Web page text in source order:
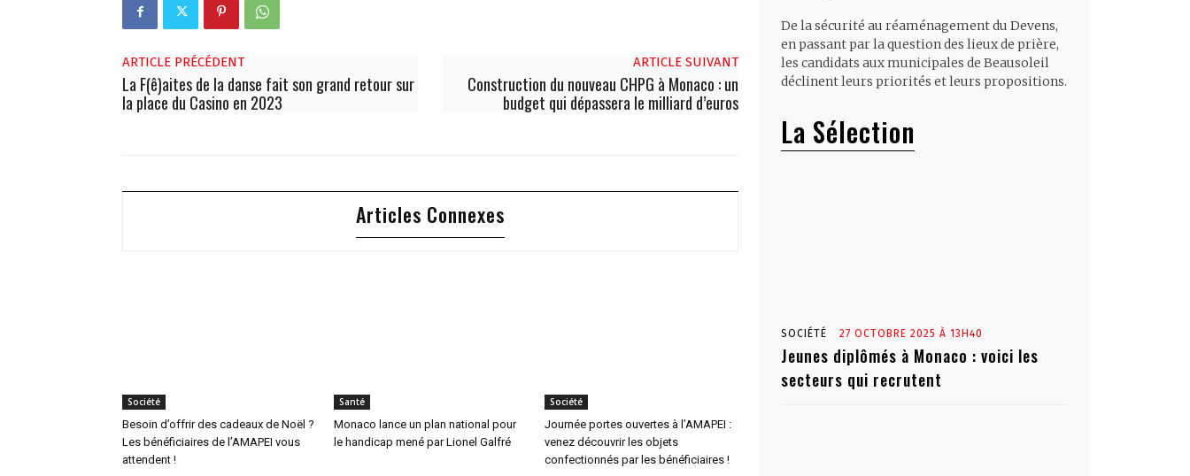
ARTICLE PRÉCÉDENT
La F(ê)aites de la danse fait son grand retour sur
la place du Casino en 2023
ARTICLE SUIVANT
Construction du nouveau CHPG à Monaco : un
budget qui dépassera le milliard d’euros
Articles Connexes
Société
Besoin d’offrir des cadeaux de Noël ?
Les bénéficiaires de l’AMAPEI vous
attendent !
Santé
Monaco lance un plan national pour
le handicap mené par Lionel Galfré
Société
Journée portes ouvertes à l’AMAPEI :
venez découvrir les objets
confectionnés par les bénéficiaires !
De la sécurité au réaménagement du Devens,
en passant par la question des lieux de prière,
les candidats aux municipales de Beausoleil
déclinent leurs priorités et leurs propositions.
La Sélection
SOCIÉTÉ 27 OCTOBRE 2025 À 13H40
Jeunes diplômés à Monaco : voici les
secteurs qui recrutent